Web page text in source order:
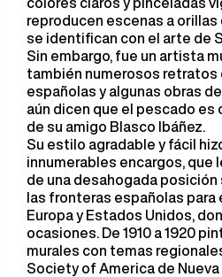
reproducen escenas a orillas
se identifican con el arte de
Sin embargo, fue un artista
también numerosos retratos
españolas y algunas obras
aún dicen que el pescado es
de su amigo Blasco Ibáñez.
Su estilo agradable y fácil
innumerables encargos, que
de una desahogada posición
las fronteras españolas
Europa y Estados Unidos,
ocasiones. De 1910 a 1920
murales con temas
Society of America de Nueva